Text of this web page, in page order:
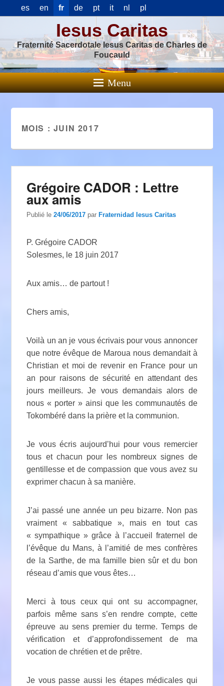
es en fr de pt it nl pl
Iesus Caritas
Fraternité Sacerdotale Iesus Caritas de Charles de
Foucauld
Menu
MOIS : JUIN 2017
Grégoire CADOR : Lettre
aux amis
Publié le24/06/2017 par Fraternidad Iesus Caritas
P. Grégoire CADOR
Solesmes, le 18 juin 2017
Aux amis… de partout !
Chers amis,
Voilà un an je vous écrivais pour vous annoncer
que notre évêque de Maroua nous demandait à
Christian et moi de revenir en France pour un
an pour raisons de sécurité en attendant des
jours meilleurs. Je vous demandais alors de
nous « porter » ainsi que les communautés de
Tokombéré dans la prière et la communion.
Je vous écris aujourd’hui pour vous remercier
tous et chacun pour les nombreux signes de
gentillesse et de compassion que vous avez su
exprimer chacun à sa manière.
J’ai passé une année un peu bizarre. Non pas
vraiment « sabbatique », mais en tout cas
« sympathique » grâce à l’accueil fraternel de
l’évêque du Mans, à l’amitié de mes confrères
de la Sarthe, de ma famille bien sûr et du bon
réseau d’amis que vous êtes…
Merci à tous ceux qui ont su accompagner,
parfois même sans s’en rendre compte, cette
épreuve au sens premier du terme. Temps de
vérification et d’approfondissement de ma
vocation de chrétien et de prêtre.
Je vous passe aussi les étapes médicales qui